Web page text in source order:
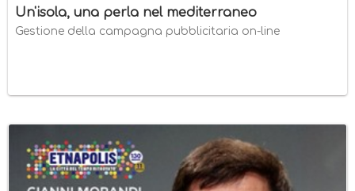
Un'isola, una perla nel mediterraneo
Gestione della campagna pubblicitaria on-line